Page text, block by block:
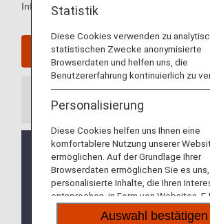
Informationen zur Orientierung am
Website des Fukuoka
Information
Route zum Flughafen vom Bahnhof
(Flughafen) (U-Bahn von Fukuoka):
Ankunft am Bahnhof Fukuoka-Kuko
müssen sich Reisende in den ersten
begeben um zum ANA-Schalter zu
Reisende, die den Online Check-in
Statistik
Diese Cookies verwenden zu
statistischen Zwecke anonymisierte
Browserdaten und helfen uns, die
Benutzererfahrung kontinuierlich zu
Personalisierung
Diese Cookies helfen uns Ihnen eine
komfortablere Nutzung unserer
ermöglichen. Auf der Grundlage Ihrer
Browserdaten ermöglichen Sie es uns,
personalisierte Inhalte, die Ihren
entsprechen, in Form von Websites, E-
sozialen Medien und Werbung
Auswahl bestätigen